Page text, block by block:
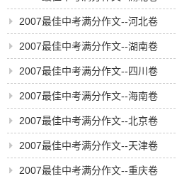
2007最佳中考满分作文--河北卷
2007最佳中考满分作文--湖南卷
2007最佳中考满分作文--四川卷
2007最佳中考满分作文--海南卷
2007最佳中考满分作文--北京卷
2007最佳中考满分作文--天津卷
2007最佳中考满分作文--重庆卷